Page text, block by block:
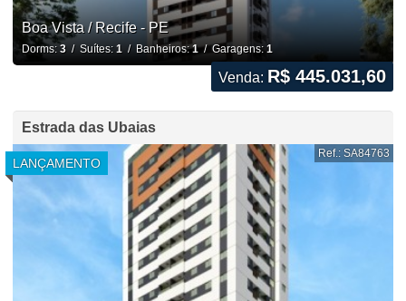
Boa Vista / Recife - PE
Dorms: 3/ Suítes: 1 / Banheiros:1/ Garagens: 1
Venda: R$ 445.031,60
Estrada das Ubaias
LANÇAMENTO
Ref.: SA84763